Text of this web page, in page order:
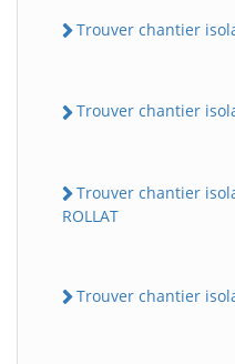
Trouver chantier
Trouver chantier
Trouver chantier
ROLLAT
Trouver chantier